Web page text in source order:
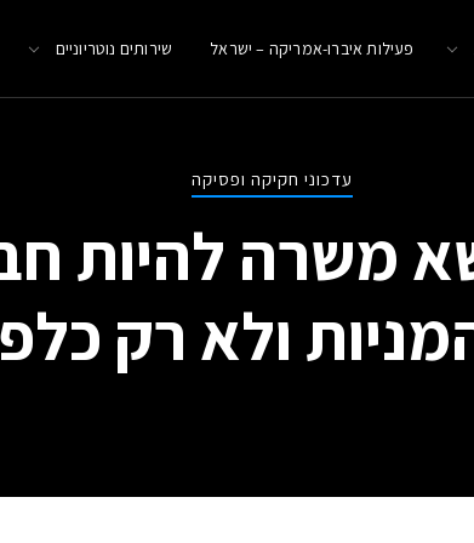
פעילות איברו-אמריקה – ישראל שירותים נוטריוניים
עדכוני חקיקה ופסיקה
משרה להיות
ולא רק